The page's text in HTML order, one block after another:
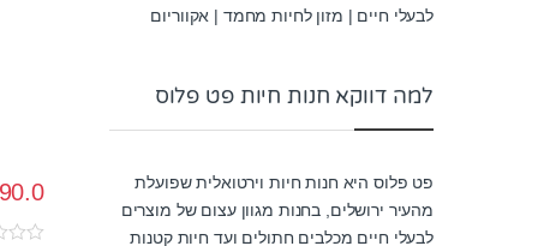
לבעלי חיים | מזון לחיות מחמד | אקווריום
למה דווקא חנות חיות פט פלוס
פט פלוס היא חנות חיות וירטואלית שפועלת
מהעיר ירושלים, בחנות מגוון עצום של מוצרים
לבעלי חיים מכלבים חתולים ועד חיות קטנות